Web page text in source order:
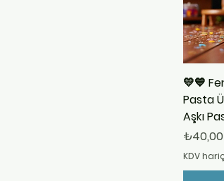
💛💙
Pasta
Aşkı
Fiyat
₺40,00
KDV